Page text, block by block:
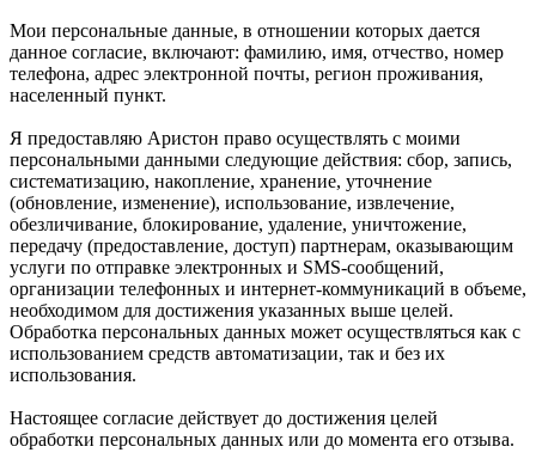
Мои персональные данные, в отношении которых дается
данное согласие, включают: фамилию, имя, отчество, номер
телефона, адрес электронной почты, регион проживания,
населенный пункт.
Я предоставляю Аристон право осуществлять с моими
персональными данными следующие действия: сбор, запись,
систематизацию, накопление, хранение, уточнение
(обновление, изменение), использование, извлечение,
обезличивание, блокирование, удаление, уничтожение,
передачу (предоставление, доступ) партнерам, оказывающим
услуги по отправке электронных и SMS‑сообщений,
организации телефонных и интернет‑коммуникаций в объеме,
необходимом для достижения указанных выше целей.
Обработка персональных данных может осуществляться как с
использованием средств автоматизации, так и без их
использования.
Настоящее согласие действует до достижения целей
обработки персональных данных или до момента его отзыва.